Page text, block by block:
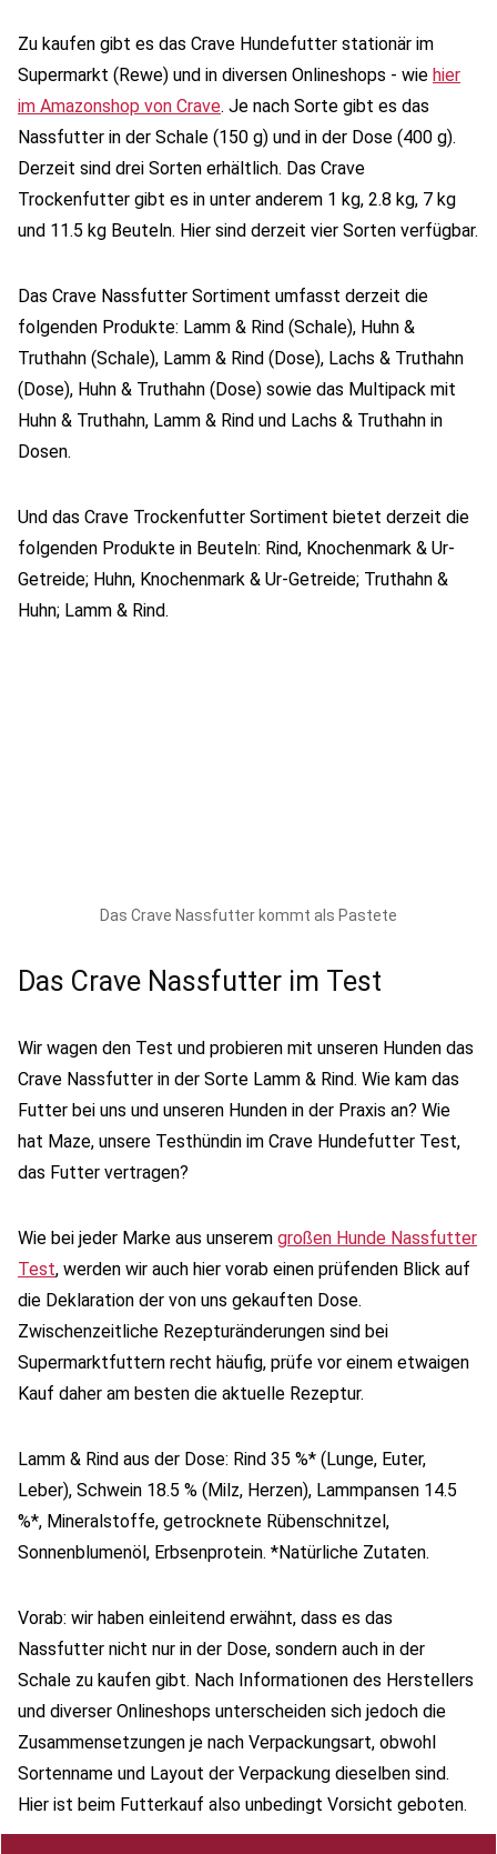
Zu kaufen gibt es das Crave Hundefutter stationär im
Supermarkt (Rewe) und in diversen Onlineshops - wie hier
im Amazonshop von Crave. Je nach Sorte gibt es das
Nassfutter in der Schale (150 g) und in der Dose (400 g).
Derzeit sind drei Sorten erhältlich. Das Crave
Trockenfutter gibt es in unter anderem 1 kg, 2.8 kg, 7 kg
und 11.5 kg Beuteln. Hier sind derzeit vier Sorten verfügbar.
Das Crave Nassfutter Sortiment umfasst derzeit die
folgenden Produkte: Lamm & Rind (Schale), Huhn &
Truthahn (Schale), Lamm & Rind (Dose), Lachs & Truthahn
(Dose), Huhn & Truthahn (Dose) sowie das Multipack mit
Huhn & Truthahn, Lamm & Rind und Lachs & Truthahn in
Dosen.
Und das Crave Trockenfutter Sortiment bietet derzeit die
folgenden Produkte in Beuteln: Rind, Knochenmark & Ur-
Getreide; Huhn, Knochenmark & Ur-Getreide; Truthahn &
Huhn; Lamm & Rind.
Das Crave Nassfutter kommt als Pastete
Das Crave Nassfutter im Test
Wir wagen den Test und probieren mit unseren Hunden das
Crave Nassfutter in der Sorte Lamm & Rind. Wie kam das
Futter bei uns und unseren Hunden in der Praxis an? Wie
hat Maze, unsere Testhündin im Crave Hundefutter Test,
das Futter vertragen?
Wie bei jeder Marke aus unserem großen Hunde Nassfutter
Test, werden wir auch hier vorab einen prüfenden Blick auf
die Deklaration der von uns gekauften Dose.
Zwischenzeitliche Rezepturänderungen sind bei
Supermarktfuttern recht häufig, prüfe vor einem etwaigen
Kauf daher am besten die aktuelle Rezeptur.
Lamm & Rind aus der Dose: Rind 35 %* (Lunge, Euter,
Leber), Schwein 18.5 % (Milz, Herzen), Lammpansen 14.5
%*, Mineralstoffe, getrocknete Rübenschnitzel,
Sonnenblumenöl, Erbsenprotein. *Natürliche Zutaten.
Vorab: wir haben einleitend erwähnt, dass es das
Nassfutter nicht nur in der Dose, sondern auch in der
Schale zu kaufen gibt. Nach Informationen des Herstellers
und diverser Onlineshops unterscheiden sich jedoch die
Zusammensetzungen je nach Verpackungsart, obwohl
Sortenname und Layout der Verpackung dieselben sind.
Hier ist beim Futterkauf also unbedingt Vorsicht geboten.